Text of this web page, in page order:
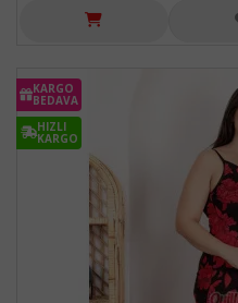
KARGO
BEDAVA
HIZLI
KARGO